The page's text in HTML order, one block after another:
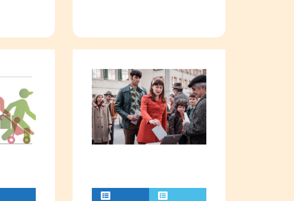
Costituzione
fatti e opinioni
omofobia
paternità
riviste online
filosofia